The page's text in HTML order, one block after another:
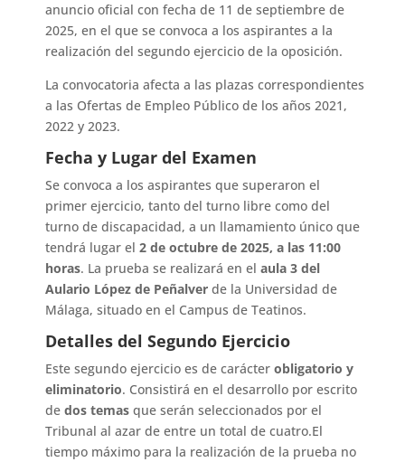
anuncio oficial con fecha de 11 de septiembre de
2025, en el que se convoca a los aspirantes a la
realización del segundo ejercicio de la oposición.
La convocatoria afecta a las plazas correspondientes
a las Ofertas de Empleo Público de los años 2021,
2022 y 2023.
Fecha y Lugar del Examen
Se convoca a los aspirantes que superaron el
primer ejercicio, tanto del turno libre como del
turno de discapacidad, a un llamamiento único que
tendrá lugar el2 de octubre de 2025, a las 11:00
horas. La prueba se realizará en elaula 3 del
Aulario López de Peñalver de la Universidad de
Málaga, situado en el Campus de Teatinos.
Detalles del Segundo Ejercicio
Este segundo ejercicio es de carácterobligatorio y
eliminatorio. Consistirá en el desarrollo por escrito
dedos temas que serán seleccionados por el
Tribunal al azar de entre un total de cuatro.El
tiempo máximo para la realización de la prueba no